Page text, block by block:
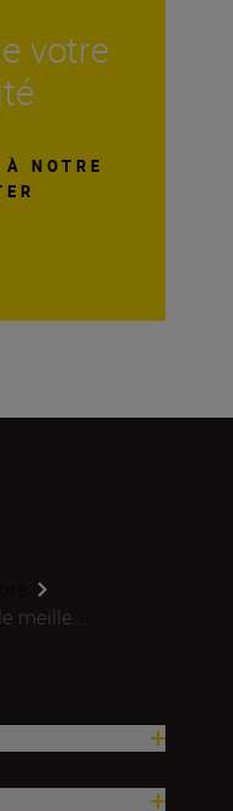
votre
NOTRE
meille...